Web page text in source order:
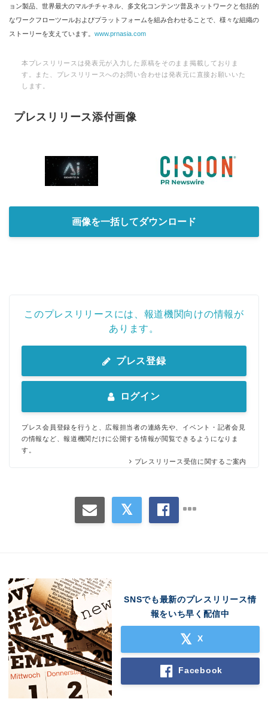
ョン製品、世界最大のマルチチャネル、多文化コンテンツ普及ネットワークと包括的
なワークフローツールおよびプラットフォームを組み合わせることで、様々な組織の
ストーリーを支えています。 www.prnasia.com
本プレスリリースは発表元が入力した原稿をそのまま掲載しておりま
す。また、プレスリリースへのお問い合わせは発表元に直接お願いいた
します。
プレスリリース添付画像
画像を一括してダウンロード
このプレスリリースには、報道機関向けの情報が
あります。
プレス登録
ログイン
プレス会員登録を行うと、広報担当者の連絡先や、イベント・記者会見
の情報など、報道機関だけに公開する情報が閲覧できるようになりま
す。
プレスリリース受信に関するご案内
SNSでも最新のプレスリリース情
報をいち早く配信中
X
Facebook